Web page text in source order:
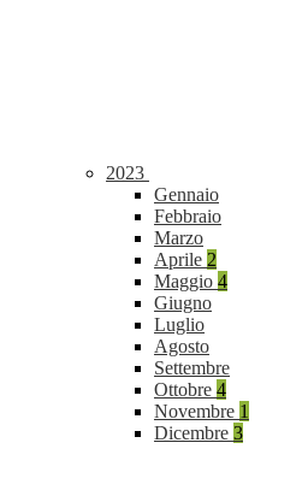
2023
Gennaio
Febbraio
Marzo
Aprile 2
Maggio 4
Giugno
Luglio
Agosto
Settembre
Ottobre 4
Novembre 1
Dicembre 3